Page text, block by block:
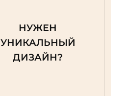
НУЖЕН
УНИКАЛЬНЫЙ
ДИЗАЙН?